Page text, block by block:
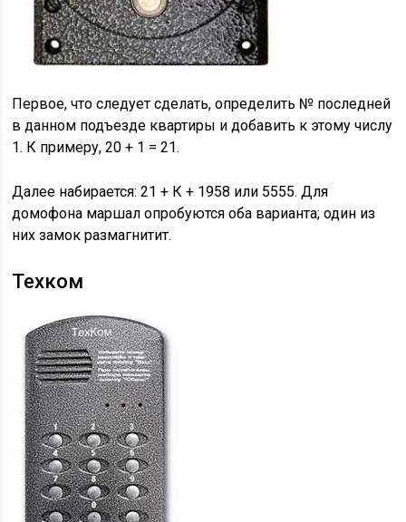
Первое, что следует сделать, определить № последней
в данном подъезде квартиры и добавить к этому числу
1. К примеру, 20 + 1 = 21.
Далее набирается: 21 + К + 1958 или 5555. Для
домофона маршал опробуются оба варианта; один из
них замок размагнитит.
Техком